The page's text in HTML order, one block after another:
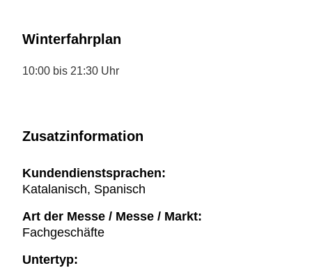
Winterfahrplan
10:00 bis 21:30 Uhr
Zusatzinformation
Kundendienstsprachen:
Katalanisch, Spanisch
Art der Messe / Messe / Markt:
Fachgeschäfte
Untertyp: